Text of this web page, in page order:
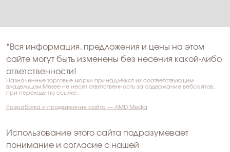
*Вся информация, предложения и цены на этом
сайте могут быть изменены без несения какой-либо
ответственности!
Назначенные торговые марки принадлежат их соответствующим
владельцам.Mesee не несет ответственность за содержание вебсайтов,
при переходе по ссылке.
Разработка и продвижение сайта — AMD Media
Использование этого сайта подразумевает
понимание и согласие с нашей